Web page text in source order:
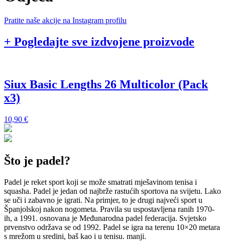
Pratite naše akcije na Instagram profilu
+ Pogledajte sve izdvojene proizvode
Siux Basic Lengths 26 Multicolor (Pack
x3)
10,90 €
Što je padel?
Padel je reket sport koji se može smatrati mješavinom tenisa i
squasha. Padel je jedan od najbrže rastućih sportova na svijetu. Lako
se uči i zabavno je igrati. Na primjer, to je drugi najveći sport u
Španjolskoj nakon nogometa. Pravila su uspostavljena ranih 1970-
ih, a 1991. osnovana je Međunarodna padel federacija. Svjetsko
prvenstvo održava se od 1992. Padel se igra na terenu 10×20 metara
s mrežom u sredini, baš kao i u tenisu. manji.